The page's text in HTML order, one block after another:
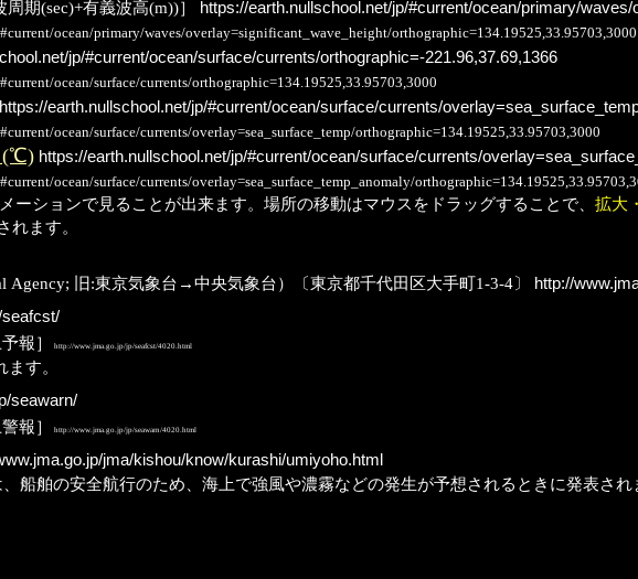
期(sec)+有義波高(m))］ https://earth.nullschool.net/jp/#current/ocean/primary/
ocean/primary/waves/overlay=significant_wave_height/orthographic=134.19525,33.95703,3000
jp/#current/ocean/surface/currents/orthographic=-221.96,37.69,1366
ocean/surface/currents/orthographic=134.19525,33.95703,3000
https://earth.nullschool.net/jp/#current/ocean/surface/currents/
ocean/surface/currents/overlay=sea_surface_temp/orthographic=134.19525,33.95703,3000
(℃) https://earth.nullschool.net/jp/#current/ocean/surface/currents/
ocean/surface/currents/overlay=sea_surface_temp_anomaly/
ーションで見ることが出来ます。場所の移動はマウスをドラッグすることで、 拡大
れます。
Agency; 旧:東京気象台→中央気象台）〔東京都千代田区大手町1-3-4〕 http://
seafcst/
報］ http://www.jma.go.jp/jp/seafcst/4020.html
す。
seawarn/
報］ http://www.jma.go.jp/jp/seawarn/4020.html
jma/kishou/know/kurashi/umiyoho.html
船舶の安全航行のため、海上で強風や濃霧などの発生が予想されるときに発表され